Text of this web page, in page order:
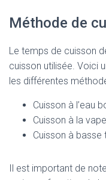
Méthode de
Le temps de cuisson
cuisson utilisée. Voici
les différentes
Cuisson à l’eau
Cuisson à la
Cuisson à basse
Il est important de